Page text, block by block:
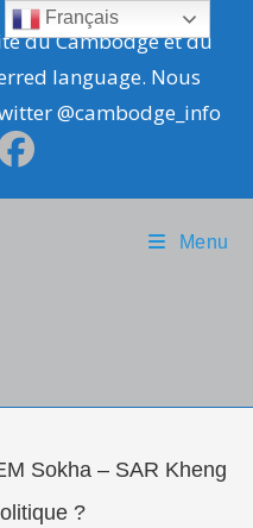
du Cambodge et du
language. Nous
@cambodge_info
Menu
Sokha – SAR Kheng
?
Français